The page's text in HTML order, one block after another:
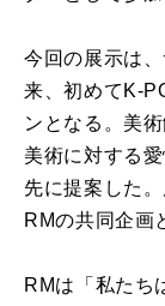
今回の展示は
来、初めてK-
ンとなる。美
美術に対する
先に提案した
RMの共同企画
RMは「私たち